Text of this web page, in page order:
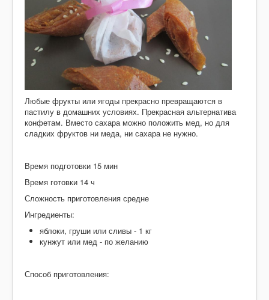
Домашнее
Закуски, бутерброды
Десерты
Напитки
Творог
Любые фрукты или ягоды прекрасно превращаются в
пастилу в домашних условиях. Прекрасная альтернатива
конфетам. Вместо сахара можно положить мед, но для
сладких фруктов ни меда, ни сахара не нужно.
Время подготовки 15 мин
Время готовки 14 ч
Сложность приготовления средне
Ингредиенты:
яблоки, груши или сливы - 1 кг
кунжут или мед - по желанию
Способ приготовления: